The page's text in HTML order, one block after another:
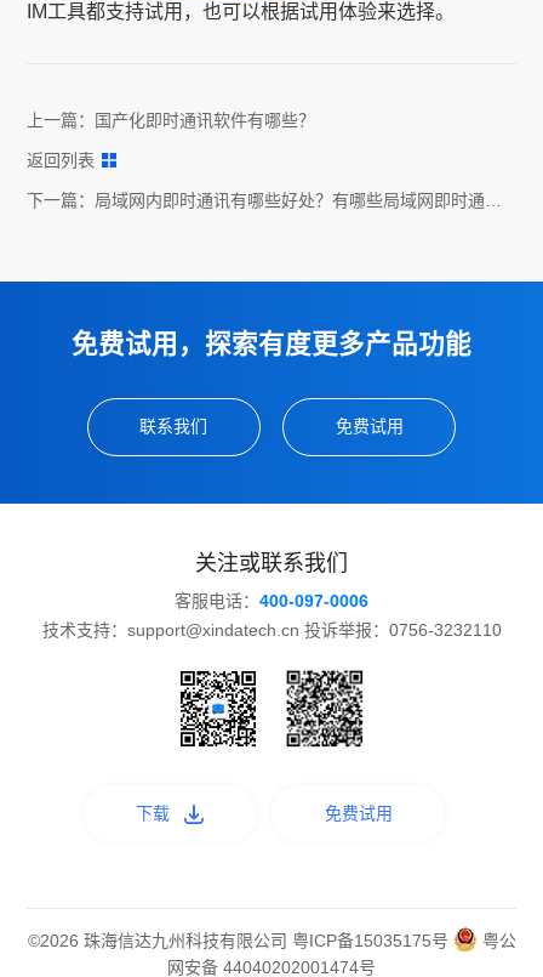
IM工具都支持试用，也可以根据试用体验来选择。
上一篇： 国产化即时通讯软件有哪些？
返回列表
下一篇： 局域网内即时通讯有哪些好处？有哪些局域网即时通讯
免费试用，探索有度更多产品功能
联系我们 免费试用
关注或联系我们
客服电话： 400-097-0006
技术支持：support@xindatech.cn 投诉举报：0756-3232110
下载 免费试用
©2026 珠海信达九州科技有限公司 粤ICP备15035175号
粤公
网安备 44040202001474号